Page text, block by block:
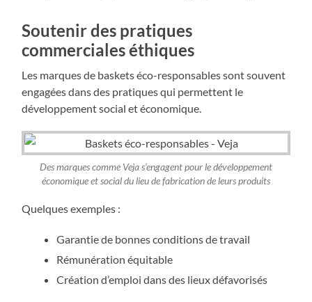
Soutenir des pratiques
commerciales éthiques
Les marques de baskets éco-responsables sont souvent
engagées dans des pratiques qui permettent le
développement social et économique.
Des marques comme Veja s’engagent pour le développement
économique et social du lieu de fabrication de leurs produits
Quelques exemples :
Garantie de bonnes conditions de travail
Rémunération équitable
Création d’emploi dans des lieux défavorisés